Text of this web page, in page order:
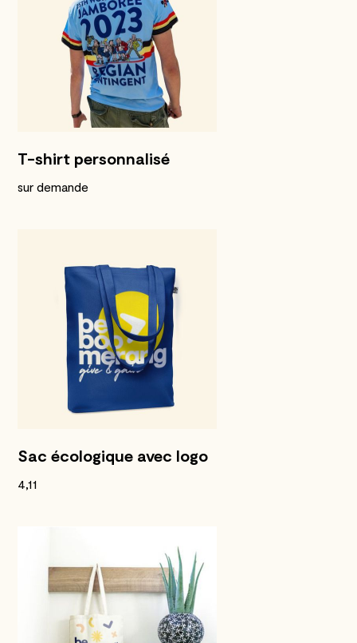
T-shirt personnalisé
sur demande
Sac écologique avec logo
4,11